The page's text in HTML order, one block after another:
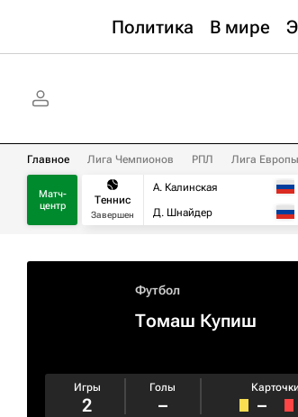
Политика В мире
Главное Лига Чемпионов РПЛ Лига Европы
Матч-
центр
Теннис
Завершен
А. Калинская
Д. Шнайдер
Футбол
Томаш Купиш
Игры
2
Голы
–
Карточки
–